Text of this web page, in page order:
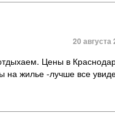
20 августа
Цены в
жилье -лучше все